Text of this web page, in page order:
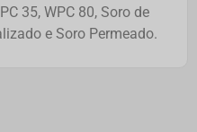
35, WPC 80, Soro de
e Soro Permeado.